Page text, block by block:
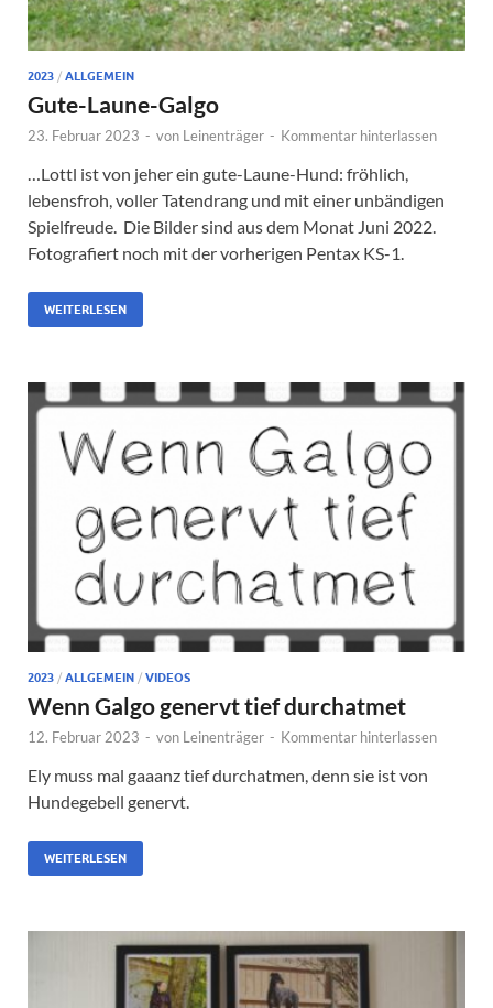
2023 / ALLGEMEIN
Gute-Laune-Galgo
23. Februar 2023 - von Leinenträger - Kommentar hinterlassen
…Lottl ist von jeher ein gute-Laune-Hund: fröhlich,
lebensfroh, voller Tatendrang und mit einer unbändigen
Spielfreude. Die Bilder sind aus dem Monat Juni 2022.
Fotografiert noch mit der vorherigen Pentax KS-1.
WEITERLESEN
2023 / ALLGEMEIN / VIDEOS
Wenn Galgo genervt tief durchatmet
12. Februar 2023 - von Leinenträger - Kommentar hinterlassen
Ely muss mal gaaanz tief durchatmen, denn sie ist von
Hundegebell genervt.
WEITERLESEN